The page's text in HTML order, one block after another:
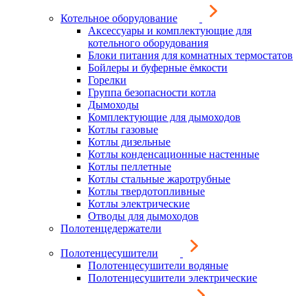
Котельное оборудование
Аксессуары и комплектующие для
котельного оборудования
Блоки питания для комнатных термостатов
Бойлеры и буферные ёмкости
Горелки
Группа безопасности котла
Дымоходы
Комплектующие для дымоходов
Котлы газовые
Котлы дизельные
Котлы конденсационные настенные
Котлы пеллетные
Котлы стальные жаротрубные
Котлы твердотопливные
Котлы электрические
Отводы для дымоходов
Полотенцедержатели
Полотенцесушители
Полотенцесушители водяные
Полотенцесушители электрические